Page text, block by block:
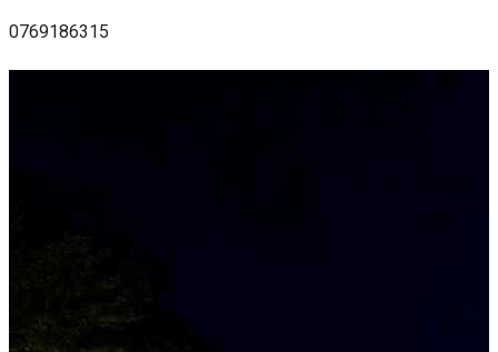
0769186315